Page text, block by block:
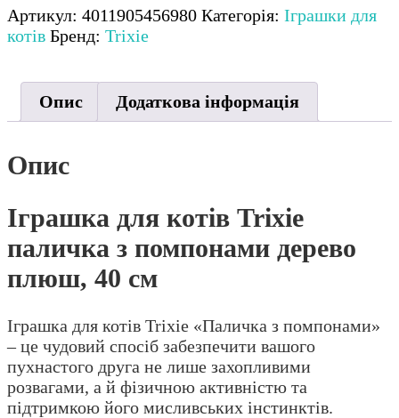
Trixie
паличка
дерево
плюш,
см
кількість
Артикул: 4011905456980 Категорія: Іграшки для
котів Бренд: Trixie
Опис Додаткова інформація
Опис
Іграшка для котів Trixie
паличка з помпонами дерево
плюш, 40 см
Іграшка для котів Trixie «Паличка з помпонами»
– це чудовий спосіб забезпечити вашого
пухнастого друга не лише захопливими
розвагами, а й фізичною активністю та
підтримкою його мисливських інстинктів.